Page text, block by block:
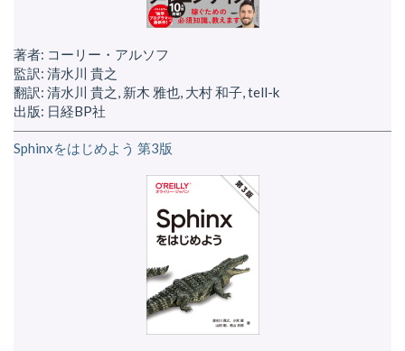
著者: コーリー・アルソフ
監訳: 清水川 貴之
翻訳: 清水川 貴之, 新木 雅也, 大村 和子, tell-k
出版: 日経BP社
Sphinxをはじめよう 第3版